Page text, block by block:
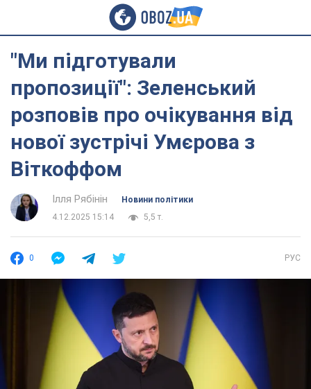
"Ми підготували
пропозиції": Зеленський
розповів про очікування від
нової зустрічі Умєрова з
Віткоффом
Ілля Рябінін
Новини політики
4.12.2025 15:14
5,5 т.
0 РУС